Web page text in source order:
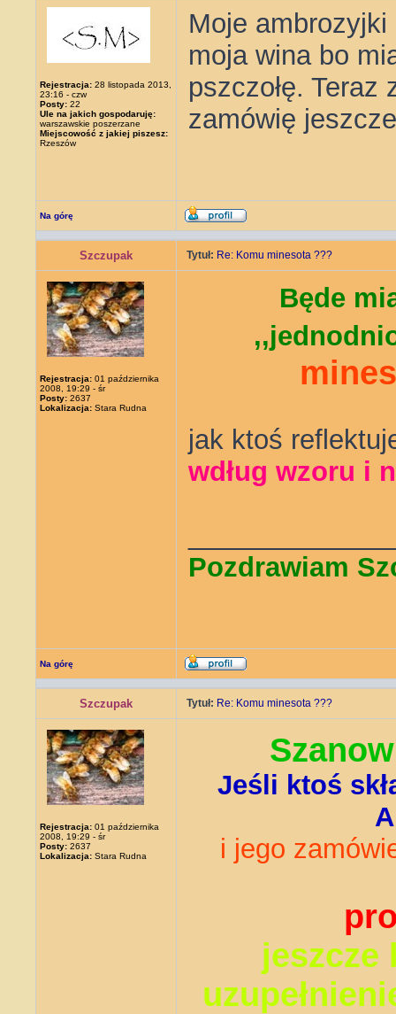
Rejestracja: 28 listopada 2013,
23:16 - czw
Posty: 22
Ule na jakich gospodaruję:
warszawskie poszerzane
Miejscowość z jakiej piszesz:
Rzeszów
Moje ambrozyjki
moja wina bo
pszczołę. Teraz
zamówię
Na górę
Szczupak Tytuł: Re: Komu minesota ???
Rejestracja: 01 października
2008, 19:29 - śr
Posty: 2637
Lokalizacja: Stara Rudna
Będe
jak ktoś
wdług wzoru i
Pozdrawiam
Na górę
Szczupak Tytuł: Re: Komu minesota ???
Rejestracja: 01 października
2008, 19:29 - śr
Posty: 2637
Lokalizacja: Stara Rudna
Jeśli ktoś
i jego
jeszcze